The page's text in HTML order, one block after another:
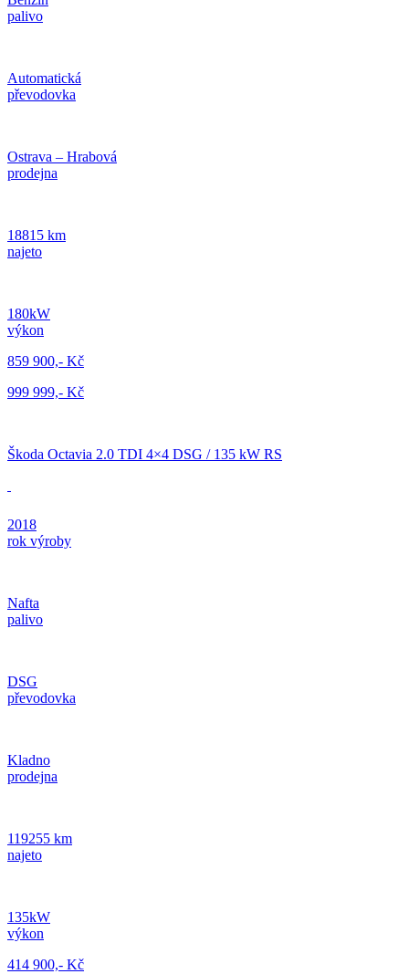
palivo
Automatická
převodovka
Ostrava – Hrabová
prodejna
18815 km
najeto
180kW
výkon
859 900,- Kč
999 999,- Kč
Škoda Octavia 2.0 TDI 4×4 DSG / 135 kW RS
2018
rok výroby
Nafta
palivo
DSG
převodovka
Kladno
prodejna
119255 km
najeto
135kW
výkon
414 900,- Kč